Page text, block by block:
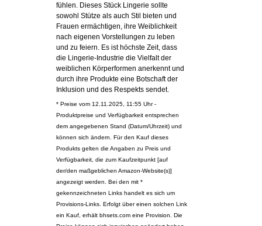
fühlen. Dieses Stück Lingerie sollte
sowohl Stütze als auch Stil bieten und
Frauen ermächtigen, ihre Weiblichkeit
nach eigenen Vorstellungen zu leben
und zu feiern. Es ist höchste Zeit, dass
die Lingerie-Industrie die Vielfalt der
weiblichen Körperformen anerkennt und
durch ihre Produkte eine Botschaft der
Inklusion und des Respekts sendet.
* Preise vom 12.11.2025, 11:55 Uhr -
Produktpreise und Verfügbarkeit entsprechen
dem angegebenen Stand (Datum/Uhrzeit) und
können sich ändern. Für den Kauf dieses
Produkts gelten die Angaben zu Preis und
Verfügbarkeit, die zum Kaufzeitpunkt [auf
der/den maßgeblichen Amazon-Website(s)]
angezeigt werden. Bei den mit *
gekennzeichneten Links handelt es sich um
Provisions-Links. Erfolgt über einen solchen Link
ein Kauf, erhält bhsets.com eine Provision. Die